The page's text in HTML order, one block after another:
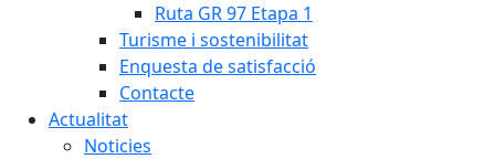
Ruta GR 97 Etapa 1
Turisme i sostenibilitat
Enquesta de satisfacció
Contacte
Actualitat
Noticies